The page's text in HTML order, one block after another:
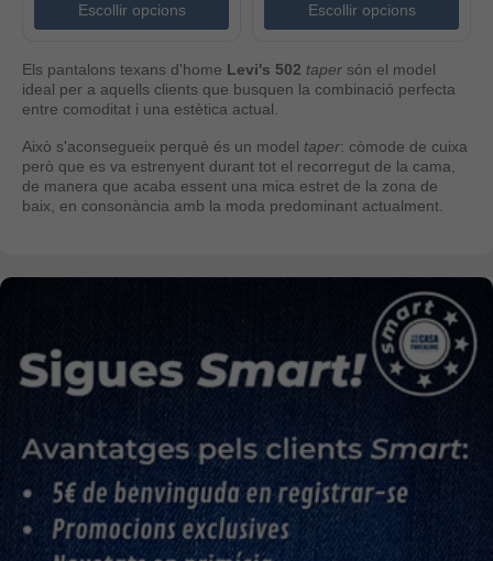
Escollir opcions Escollir opcions
Els pantalons texans d'home Levi's 502 taper són el model
ideal per a aquells clients que busquen la combinació perfecta
entre comoditat i una estètica actual.
Això s'aconsegueix perquè és un model taper: còmode de cuixa
però que es va estrenyent durant tot el recorregut de la cama,
de manera que acaba essent una mica estret de la zona de
baix, en consonància amb la moda predominant actualment.